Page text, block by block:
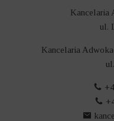
Kancelaria
ul.
Kancelaria